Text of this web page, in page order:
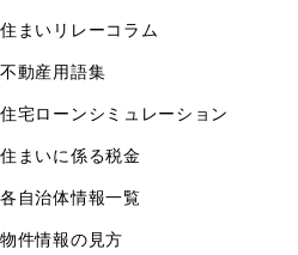
住まいリレーコラム
不動産用語集
住宅ローンシミュレーション
住まいに係る税金
各自治体情報一覧
物件情報の見方